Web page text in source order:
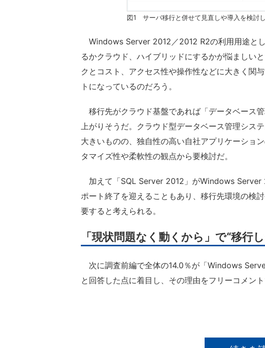
図1 サーバ移行と併せて見直しや導入を検討
Windows Server 2012／2012 R2の利用用途と
るかクラウド、ハイブリッドにするかが悩ましい
クとコスト、アクセス性や操作性などに大きく関
トになっているのだろう。
移行先がクラウド基盤であれば「データベース
上がりそうだ。クラウド型データベース管理シス
大きいものの、独自性の高い自社アプリケーショ
タマイズ性や柔軟性の観点から要検討だ。
加えて「SQL Server 2012」がWindows Server
ポート終了を迎えることもあり、移行先環境の検
要すると考えられる。
「現状問題なく動くから」で“移行
次に調査前編で全体の14.0％が「Windows
と回答した点に着目し、その理由をフリーコメン